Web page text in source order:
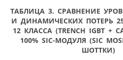
ТАБЛИЦА 3. СРАВНЕНИЕ
И ДИНАМИЧЕСКИХ ПОТЕРЬ
12 КЛАССА (TRENCH IGBT +
100% SIC-МОДУЛЯ (SIC
ШОТТКИ)